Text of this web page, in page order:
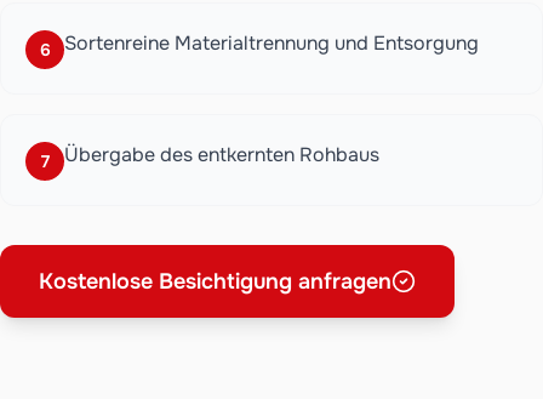
6 Sortenreine Materialtrennung und Entsorgung
7 Übergabe des entkernten Rohbaus
Kostenlose Besichtigung anfragen